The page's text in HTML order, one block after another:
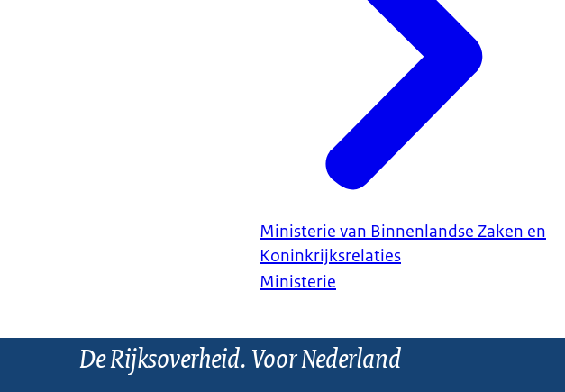
Ministerie van Binnenlandse Zaken en
Koninkrijksrelaties
Ministerie
De Rijksoverheid. Voor Nederland